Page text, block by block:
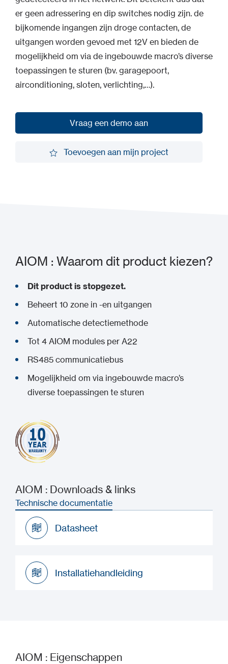
er geen adressering en dip switches nodig zijn. de
bijkomende ingangen zijn droge contacten, de
uitgangen worden gevoed met 12V en bieden de
mogelijkheid om via de ingebouwde macro’s diverse
toepassingen te sturen (bv. garagepoort,
airconditioning, sloten, verlichting,…).
Vraag een demo aan
Toevoegen aan mijn project
AIOM : Waarom dit product kiezen?
Dit product is stopgezet.
Beheert 10 zone in -en uitgangen
Automatische detectiemethode
Tot 4 AIOM modules per A22
RS485 communicatiebus
Mogelijkheid om via ingebouwde macro’s
diverse toepassingen te sturen
AIOM : Downloads & links
Technische documentatie
Datasheet
Installatiehandleiding
AIOM : Eigenschappen